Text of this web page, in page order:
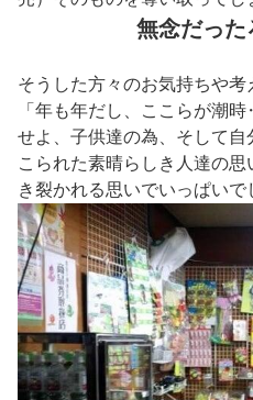
無念だっ
そうした方々のお気持ちや
「年も年だし、ここらが潮
せよ、子供達の為、そして
こられた素晴らしき人達の思
き裂かれる思いでいっぱい